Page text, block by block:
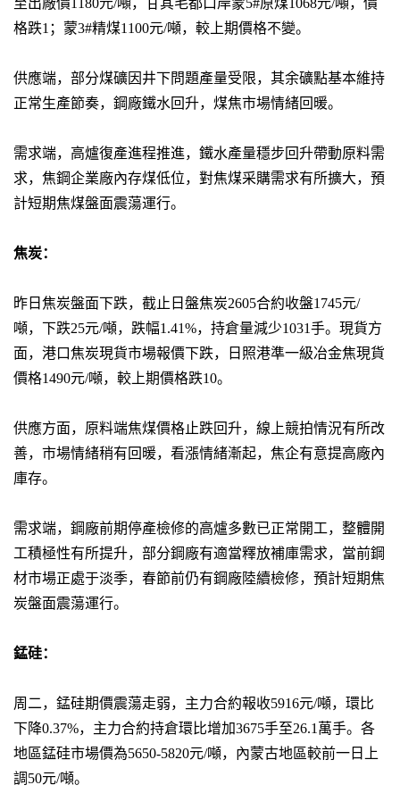
至出廠價1180元/噸，甘其毛都口岸蒙5#原煤1068元/噸，價
格跌1；蒙3#精煤1100元/噸，較上期價格不變。
供應端，部分煤礦因井下問題產量受限，其余礦點基本維持
正常生產節奏，鋼廠鐵水回升，煤焦市場情緒回暖。
需求端，高爐復產進程推進，鐵水產量穩步回升帶動原料需
求，焦鋼企業廠內存煤低位，對焦煤采購需求有所擴大，預
計短期焦煤盤面震蕩運行。
焦炭：
昨日焦炭盤面下跌，截止日盤焦炭2605合約收盤1745元/
噸，下跌25元/噸，跌幅1.41%，持倉量減少1031手。現貨方
面，港口焦炭現貨市場報價下跌，日照港準一級冶金焦現貨
價格1490元/噸，較上期價格跌10。
供應方面，原料端焦煤價格止跌回升，線上競拍情況有所改
善，市場情緒稍有回暖，看漲情緒漸起，焦企有意提高廠內
庫存。
需求端，鋼廠前期停產檢修的高爐多數已正常開工，整體開
工積極性有所提升，部分鋼廠有適當釋放補庫需求，當前鋼
材市場正處于淡季，春節前仍有鋼廠陸續檢修，預計短期焦
炭盤面震蕩運行。
錳硅：
周二，錳硅期價震蕩走弱，主力合約報收5916元/噸，環比
下降0.37%，主力合約持倉環比增加3675手至26.1萬手。各
地區錳硅市場價為5650-5820元/噸，內蒙古地區較前一日上
調50元/噸。